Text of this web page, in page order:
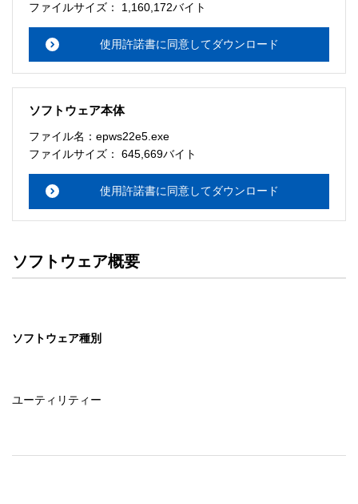
ファイルサイズ： 1,160,172バイト
使用許諾書に同意してダウンロード
ソフトウェア本体
ファイル名：epws22e5.exe
ファイルサイズ： 645,669バイト
使用許諾書に同意してダウンロード
ソフトウェア概要
ソフトウェア種別
ユーティリティー